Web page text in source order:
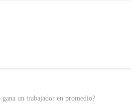
un trabajador en promedio?